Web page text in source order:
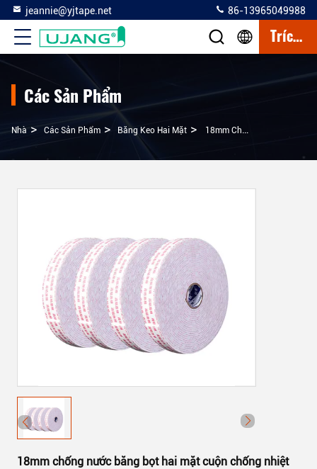
jeannie@yjtape.net 86-13965049988
Trích Dẫn
Các Sản Phẩm
Nhà > Các Sản Phẩm > Băng Keo Hai Mặt > 18mm Chống Nước Băng Bọt Hai Mặt Cuộn Chống Nhiệt
18mm chống nước băng bọt hai mặt cuộn chống nhiệt